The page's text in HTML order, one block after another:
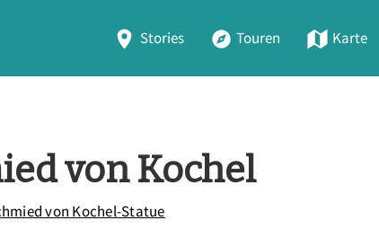
Stories Touren Karte
von Kochel
von Kochel-Statue